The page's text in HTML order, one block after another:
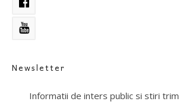
Newsletter
Informatii de inters public si stiri